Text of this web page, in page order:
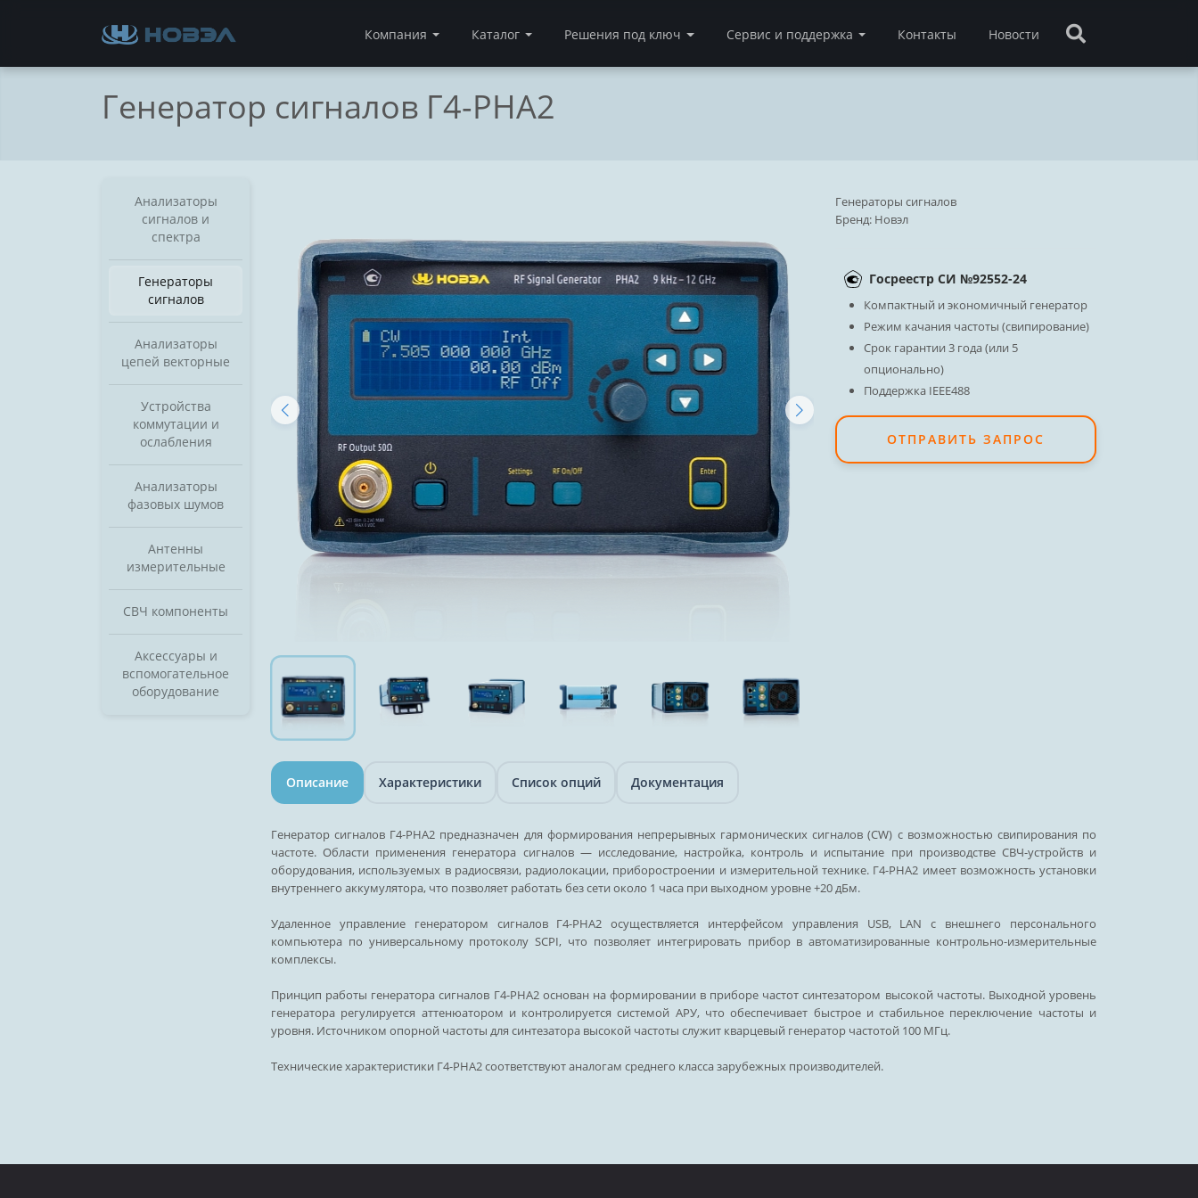
Компания Каталог Решения под ключ Сервис и поддержка Контакты Новости
Генератор сигналов Г4-РНА2
Анализаторы
сигналов и
спектра
Генераторы
сигналов
Анализаторы
цепей векторные
Устройства
коммутации и
ослабления
Анализаторы
фазовых шумов
Антенны
измерительные
СВЧ компоненты
Аксессуары и
вспомогательное
оборудование
Генераторы сигналов
Бренд: Новэл
Госреестр СИ №92552-24
Компактный и экономичный генератор
Режим качания частоты (свипирование)
Срок гарантии 3 года (или 5
опционально)
Поддержка IEEE488
ОТПРАВИТЬ ЗАПРОС
Описание Характеристики Список опций Документация
Генератор сигналов Г4-РНА2 предназначен для формирования непрерывных гармонических сигналов (CW) c возможностью свипирования по
частоте. Области применения генератора сигналов — исследование, настройка, контроль и испытание при производстве СВЧ-устройств и
оборудования, используемых в радиосвязи, радиолокации, приборостроении и измерительной технике. Г4-РНА2 имеет возможность установки
внутреннего аккумулятора, что позволяет работать без сети около 1 часа при выходном уровне +20 дБм.
Удаленное управление генератором сигналов Г4-РНА2 осуществляется интерфейсом управления USB, LAN с внешнего персонального
компьютера по универсальному протоколу SCPI, что позволяет интегрировать прибор в автоматизированные контрольно-измерительные
комплексы.
Принцип работы генератора сигналов Г4-РНА2 основан на формировании в приборе частот синтезатором высокой частоты. Выходной уровень
генератора регулируется аттенюатором и контролируется системой АРУ, что обеспечивает быстрое и стабильное переключение частоты и
уровня. Источником опорной частоты для синтезатора высокой частоты служит кварцевый генератор частотой 100 МГц.
Технические характеристики Г4-РНА2 соответствуют аналогам среднего класса зарубежных производителей.